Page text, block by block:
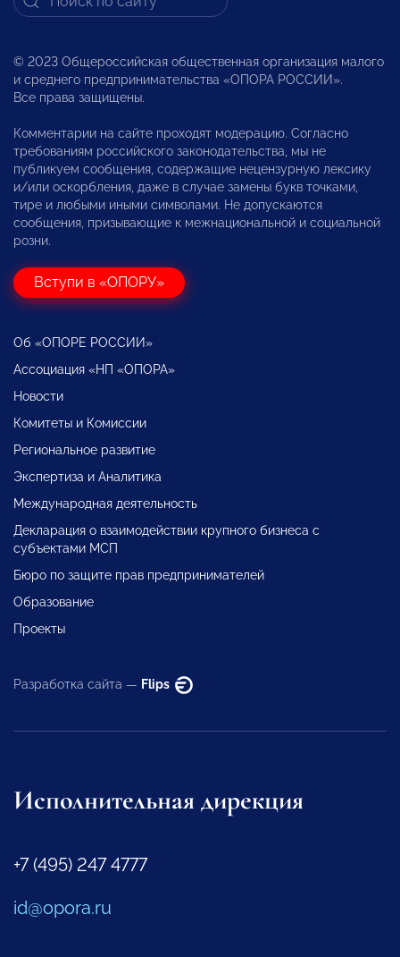
© 2023 Общероссийская общественная организация малого
и среднего предпринимательства «ОПОРА РОССИИ».
Все права защищены.
Комментарии на сайте проходят модерацию. Согласно
требованиям российского законодательства, мы не
публикуем сообщения, содержащие нецензурную лексику
и/или оскорбления, даже в случае замены букв точками,
тире и любыми иными символами. Не допускаются
сообщения, призывающие к межнациональной и социальной
розни.
Вступи в «ОПОРУ»
Об «ОПОРЕ РОССИИ»
Ассоциация «НП «ОПОРА»
Новости
Комитеты и Комиссии
Региональное развитие
Экспертиза и Аналитика
Международная деятельность
Декларация о взаимодействии крупного бизнеса с
субъектами МСП
Бюро по защите прав предпринимателей
Образование
Проекты
Разработка сайта — Flips
Исполнительная дирекция
+7 (495) 247 4777
id@opora.ru